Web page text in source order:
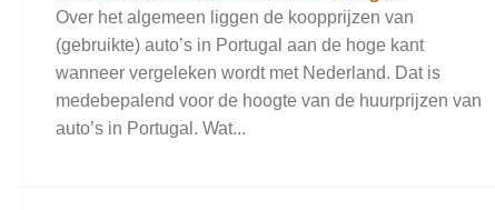
Over het algemeen liggen de koopprijzen van
(gebruikte) auto’s in Portugal aan de hoge kant
wanneer vergeleken wordt met Nederland. Dat is
medebepalend voor de hoogte van de huurprijzen van
auto’s in Portugal. Wat...